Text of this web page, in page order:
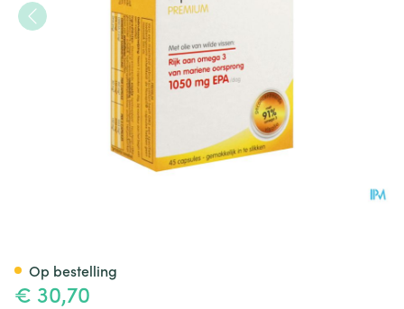
€ 30,70
Op bestelling